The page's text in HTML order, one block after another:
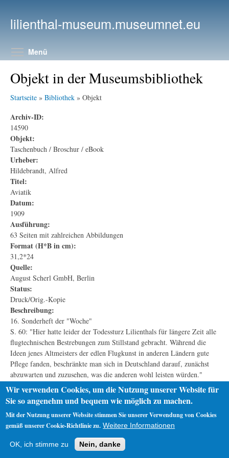
lilienthal-museum.museumnet.eu
Menü
Objekt in der Museumsbibliothek
Startseite » Bibliothek » Objekt
Archiv-ID:
14590
Objekt:
Taschenbuch / Broschur / eBook
Urheber:
Hildebrandt, Alfred
Titel:
Aviatik
Datum:
1909
Ausführung:
63 Seiten mit zahlreichen Abbildungen
Format (H*B in cm):
31,2*24
Quelle:
August Scherl GmbH, Berlin
Status:
Druck/Orig.-Kopie
Beschreibung:
16. Sonderheft der "Woche"
S. 60: "Hier hatte leider der Todessturz Lilienthals für längere Zeit alle
flugtechnischen Bestrebungen zum Stillstand gebracht. Während die
Ideen jenes Altmeisters der edlen Flugkunst in anderen Ländern gute
Pflege fanden, beschränkte man sich in Deutschland darauf, zunächst
abzuwarten und zuzusehen, was die anderen wohl leisten würden."
Impressum
Wir verwenden Cookies, um die Nutzung unserer Website für
Sie so angenehm und bequem wie möglich zu machen.
Mit der Nutzung unserer Website stimmen Sie unserer Verwendung von Cookies
gemäß unserer Cookie-Richtlinie zu. Weitere Informationen
OK, ich stimme zu Nein, danke